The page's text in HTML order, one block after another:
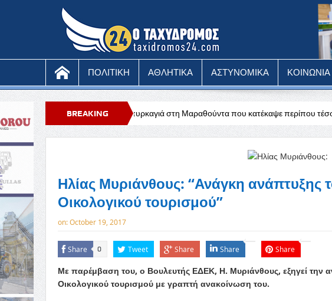
ΠΟΛΙΤΙΚΗ ΑΘΛΗΤΙΚΑ ΑΣΤΥΝΟΜΙΚΑ ΚΟΙΝΩΝΙΑ
BREAKING
NEWS
Υπό έλεγχο η πυρκαγιά στη Μαραθούντα που κατέκαψε περίπου τέσσερα εκτάρια, θα
Ηλίας Μυριάνθους: “Ανάγκη ανάπτυξης
Οικολογικού τουρισμού”
on:October 19, 2017
Share 0 Tweet Share Share Share
Με παρέμβαση του, ο Βουλευτής ΕΔΕΚ, Η. Μυριάνθους, εξηγεί την
Οικολογικού τουρισμού με γραπτή ανακοίνωση του.